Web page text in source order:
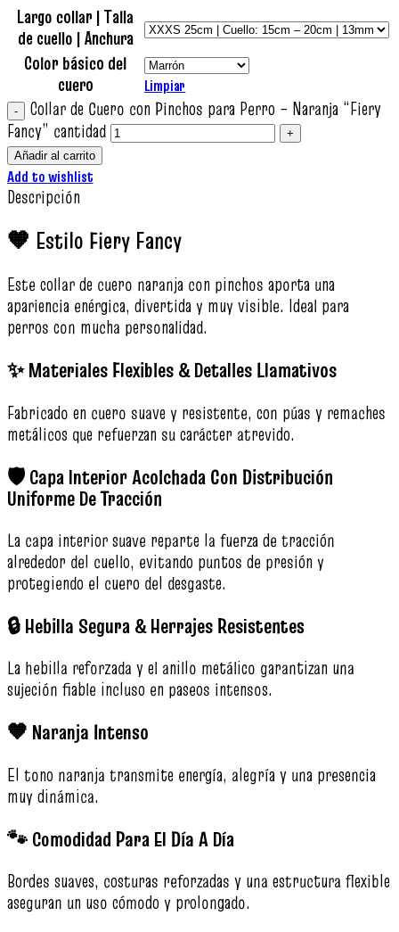
Largo collar | Talla
de cuello | Anchura
Color básico del
cuero
Limpiar
Collar de Cuero con Pinchos para Perro – Naranja “Fiery
Fancy” cantidad
Añadir al carrito
Add to wishlist
Descripción
🧡 Estilo Fiery Fancy
Este collar de cuero naranja con pinchos aporta una
apariencia enérgica, divertida y muy visible. Ideal para
perros con mucha personalidad.
✨ Materiales Flexibles & Detalles Llamativos
Fabricado en cuero suave y resistente, con púas y remaches
metálicos que refuerzan su carácter atrevido.
🛡️ Capa Interior Acolchada Con Distribución
Uniforme De Tracción
La capa interior suave reparte la fuerza de tracción
alrededor del cuello, evitando puntos de presión y
protegiendo el cuero del desgaste.
🔒 Hebilla Segura & Herrajes Resistentes
La hebilla reforzada y el anillo metálico garantizan una
sujeción fiable incluso en paseos intensos.
🧡 Naranja Intenso
El tono naranja transmite energía, alegría y una presencia
muy dinámica.
🐾 Comodidad Para El Día A Día
Bordes suaves, costuras reforzadas y una estructura flexible
aseguran un uso cómodo y prolongado.